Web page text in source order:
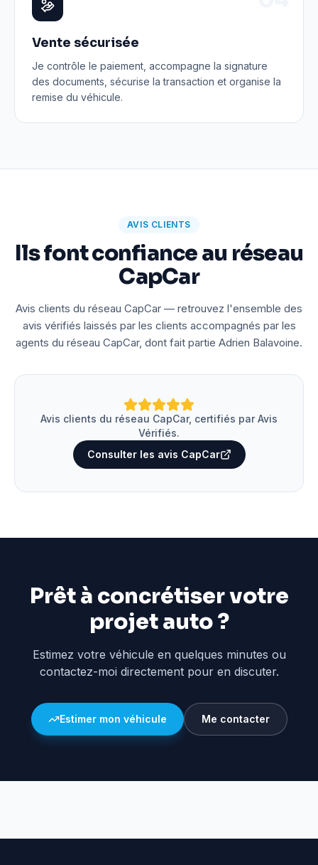
Vente sécurisée
Je contrôle le paiement, accompagne la signature
des documents, sécurise la transaction et organise la
remise du véhicule.
AVIS CLIENTS
Ils font confiance au réseau
CapCar
Avis clients du réseau CapCar — retrouvez l'ensemble des
avis vérifiés laissés par les clients accompagnés par les
agents du réseau CapCar, dont fait partie Adrien Balavoine.
Avis clients du réseau CapCar, certifiés par Avis
Vérifiés.
Consulter les avis CapCar
Prêt à concrétiser votre
projet auto ?
Estimez votre véhicule en quelques minutes ou
contactez-moi directement pour en discuter.
Estimer mon véhicule Me contacter